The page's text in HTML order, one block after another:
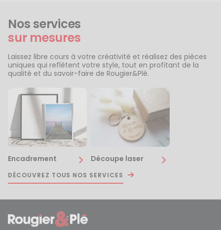
Nos services
sur mesures
Laissez libre cours à votre créativité et réalisez des pièces
uniques qui reflètent votre style, tout en profitant de la
qualité et du savoir-faire de Rougier&Plé.
Encadrement Découpe laser
DÉCOUVREZ TOUS NOS SERVICES